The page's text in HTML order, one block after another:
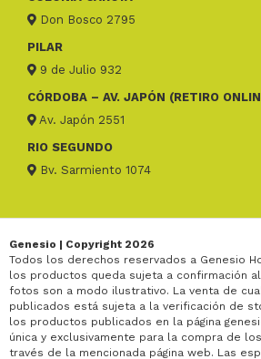
Don Bosco 2795
PILAR
9 de Julio 932
CÓRDOBA – AV. JAPÓN (RETIRO
Av. Japón 2551
RIO SEGUNDO
Bv. Sarmiento 1074
Genesio | Copyright 2026
Todos los derechos reservados a Genesio
los productos queda sujeta a confirmación
fotos son a modo ilustrativo. La venta de
publicados está sujeta a la verificación de
los productos publicados en la página
única y exclusivamente para la compra de
través de la mencionada página web. Las